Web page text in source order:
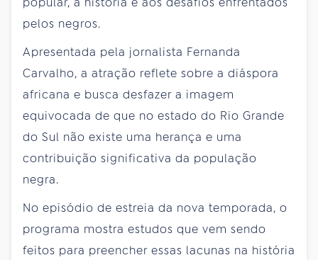
pelos negros.
Apresentada pela jornalista Fernanda
Carvalho, a atração reflete sobre a diáspora
africana e busca desfazer a imagem
equivocada de que no estado do Rio Grande
do Sul não existe uma herança e uma
contribuição significativa da população
negra.
No episódio de estreia da nova temporada, o
programa mostra estudos que vem sendo
feitos para preencher essas lacunas na história